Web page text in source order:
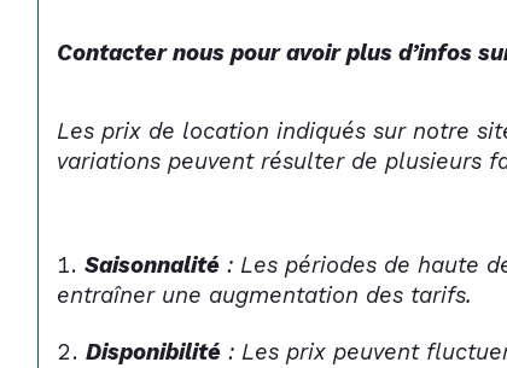
Contacter nous pour avoir plus d’infos
Les prix de location indiqués sur notre
variations peuvent résulter de plusieurs
Saisonnalité : Les périodes de haute
entraîner une augmentation des tarifs.
Disponibilité : Les prix peuvent